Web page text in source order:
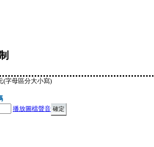
(字母區分大小寫)
播放圖檔聲音